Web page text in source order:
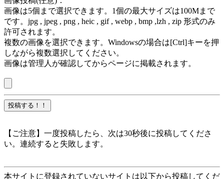
画像は5個まで選択できます。1個の最大サイズは100Mまで
です。jpg , jpeg , png , heic , gif , webp , bmp ,lzh , zip 形式のみ
許可されます。
複数の画像を選択できます。Windowsの場合は[Ctrl]キーを押
しながら複数選択してください。
画像は管理人が確認してからページに掲載されます。
【ご注意】一度投稿したら、次は30秒後に投稿してくださ
い。連続すると失敗します。
本サイトに登録されていないサイトは以下から投稿してくだ